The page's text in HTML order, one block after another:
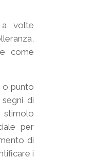
a volte
come
o punto
di
per
di
i